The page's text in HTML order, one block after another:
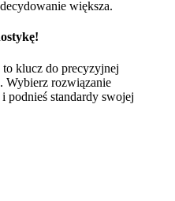
większa.
klucz do precyzyjnej
Wybierz rozwiązanie
podnieś standardy swojej